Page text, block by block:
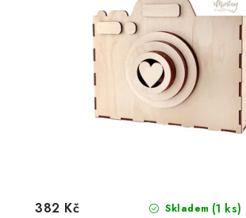
Skladem (1 ks)
382 Kč